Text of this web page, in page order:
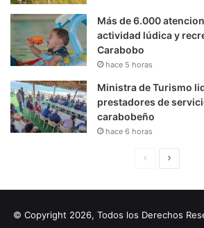
Más de 6.000
actividad lúdica y
Carabobo
hace 5 horas
Ministra de Turismo
prestadores de
carabobeño
hace 6 horas
i
u
© Copyright 2026, Todos los Derechos